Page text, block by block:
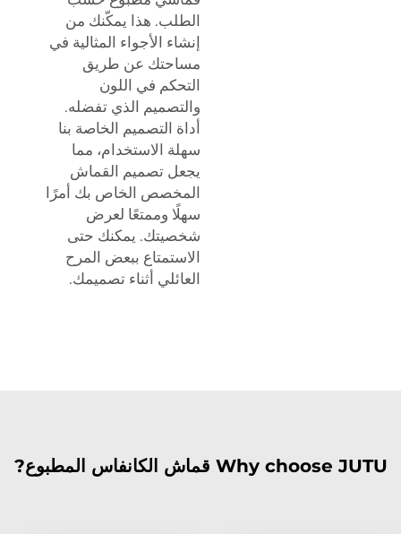
الطلب. هذا يمكّنك من
إنشاء الأجواء المثالية في
مساحتك عن طريق
التحكم في اللون
والتصميم الذي تفضله.
أداة التصميم الخاصة بنا
سهلة الاستخدام، مما
يجعل تصميم القماش
المخصص الخاص بك أمرًا
سهلًا وممتعًا لعرض
شخصيتك. يمكنك حتى
الاستمتاع ببعض المرح
العائلي أثناء تصميمك.
Why choose JUTU قماش الكانفاس المطبوع?